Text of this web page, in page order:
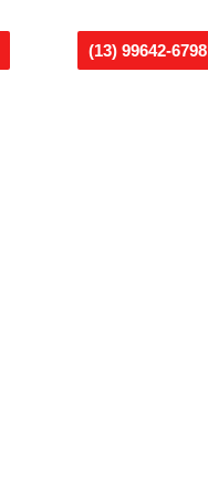
(13) 99642-